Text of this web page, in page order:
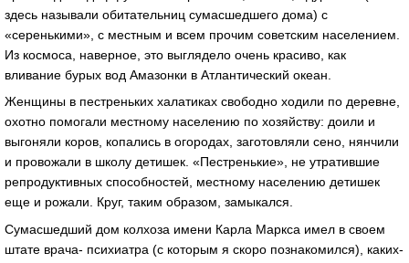
здесь называли обитательниц сумасшедшего дома) с
«серенькими», с местным и всем прочим советским населением.
Из космоса, наверное, это выглядело очень красиво, как
вливание бурых вод Амазонки в Атлантический океан.
Женщины в пестреньких халатиках свободно ходили по деревне,
охотно помогали местному населению по хозяйству: доили и
выгоняли коров, копались в огородах, заготовляли сено, нянчили
и провожали в школу детишек. «Пестренькие», не утратившие
репродуктивных способностей, местному населению детишек
еще и рожали. Круг, таким образом, замыкался.
Сумасшедший дом колхоза имени Карла Маркса имел в своем
штате врача- психиатра (с которым я скоро познакомился), каких-